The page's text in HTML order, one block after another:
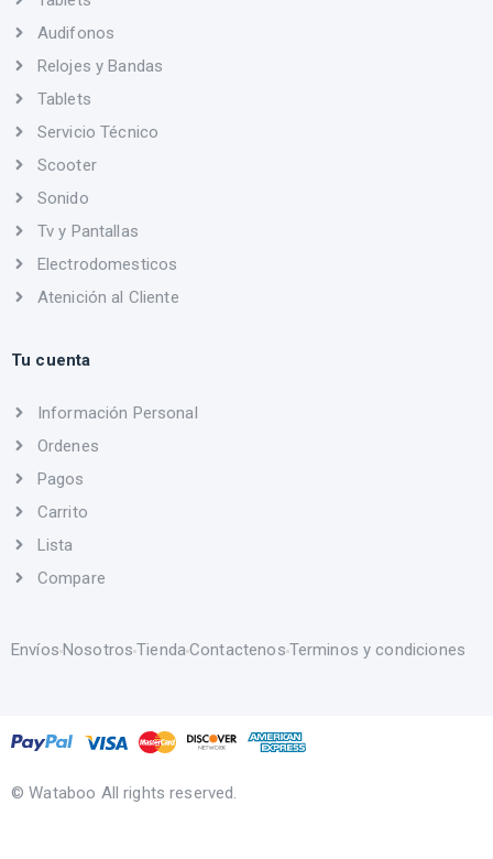
Audifonos
Relojes y Bandas
Tablets
Servicio Técnico
Scooter
Sonido
Tv y Pantallas
Electrodomesticos
Atenición al Cliente
Tu cuenta
Información Personal
Ordenes
Pagos
Carrito
Lista
Compare
Envíos NosotrosTiendaContactenos Terminos y condiciones
© Wataboo All rights reserved.